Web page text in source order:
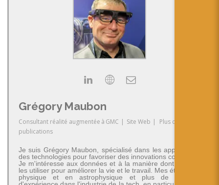
Grégory Maubon
Consultant réalité augmentée à GMC | Site Web |
Plus de
publications
Je suis Grégory Maubon, spécialisé dans les applications
des technologies pour favoriser des innovations concrètes.
Je m'intéresse aux données et à la manière dont on peut
les utiliser pour améliorer la vie et le travail. Mes études en
physique et en astrophysique et plus de 30 ans